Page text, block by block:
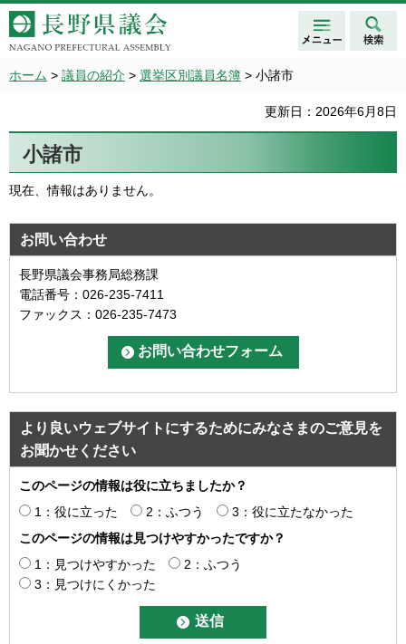
長野県議会 NAGANO
PREFECTURAL ASSEMBLY
メニュ
ー
検索
ホーム > 議員の紹介 > 選挙区別議員名簿 > 小諸市
更新日：2026年6月8日
小諸市
現在、情報はありません。
お問い合わせ
長野県議会事務局総務課
電話番号：026-235-7411
ファックス：026-235-7473
より良いウェブサイトにするためにみなさまのご意見を
お聞かせください
このページの情報は役に立ちましたか？
1：役に立った
2：ふつう
3：役に立たなかった
このページの情報は見つけやすかったですか？
1：見つけやすかった
2：ふつう
3：見つけにくかった